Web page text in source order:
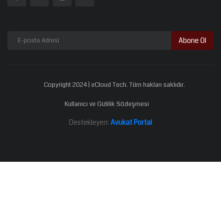
Abone Ol
Copyright 2024 | eCloud Tech. Tüm hakları saklıdır.
Kullanıcı ve Gizlilik Sözleşmesi
Destekleyen: Avukat Portal